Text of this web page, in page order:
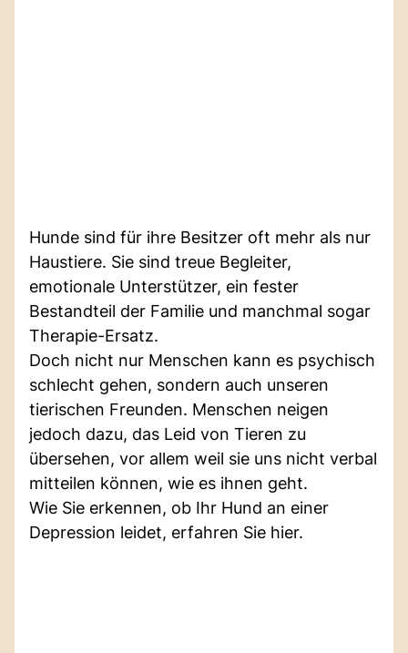
Hunde sind für ihre Besitzer oft mehr als nur
Haustiere. Sie sind treue Begleiter,
emotionale Unterstützer, ein fester
Bestandteil der Familie und manchmal sogar
Therapie-Ersatz.
Doch nicht nur Menschen kann es psychisch
schlecht gehen, sondern auch unseren
tierischen Freunden. Menschen neigen
jedoch dazu, das Leid von Tieren zu
übersehen, vor allem weil sie uns nicht verbal
mitteilen können, wie es ihnen geht.
Wie Sie erkennen, ob Ihr Hund an einer
Depression leidet, erfahren Sie hier.